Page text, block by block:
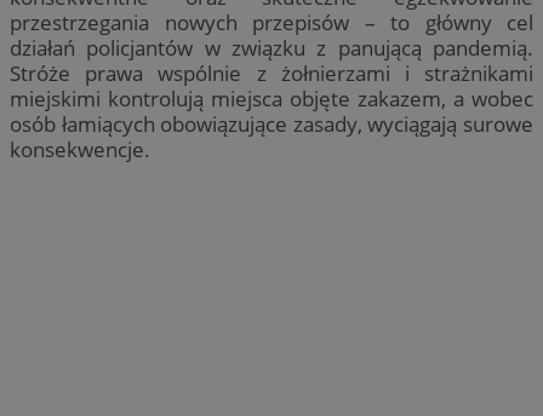
przestrzegania nowych przepisów – to główny cel
działań policjantów w związku z panującą pandemią.
Stróże prawa wspólnie z żołnierzami i strażnikami
miejskimi kontrolują miejsca objęte zakazem, a wobec
osób łamiących obowiązujące zasady, wyciągają surowe
konsekwencje.